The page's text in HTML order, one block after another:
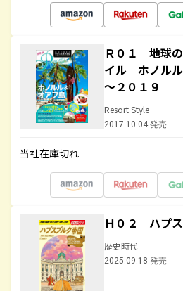
Ｒ０１ 地球
イル ホノル
～２０１９
Resort Style
2017.10.04 発売
当社在庫切れ
Ｈ０２ ハプ
歴史時代
2025.09.18 発売